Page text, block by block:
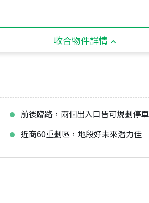
收合物件詳情
前後臨路，兩個出入口皆可規劃停車
近商60重劃區，地段好未來潛力佳